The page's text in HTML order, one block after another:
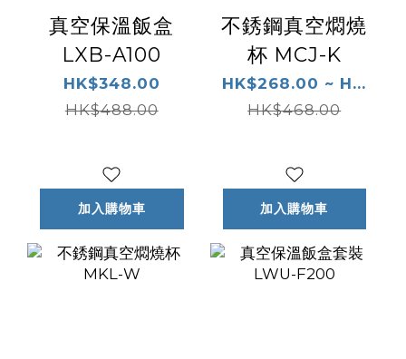
真空保溫飯盒
LXB-A100
HK$348.00
HK$488.00
加入購物車
不銹鋼真空燜燒
杯 MCJ-K
HK$268.00 ~ H...
HK$468.00
加入購物車